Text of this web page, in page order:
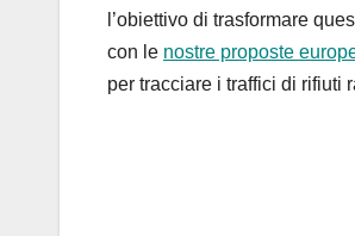
l’obiettivo di trasformare
con le nostre proposte
per tracciare i traffici di rifiuti